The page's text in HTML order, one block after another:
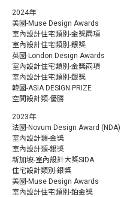
2024年
美國-Muse Design Awards
室內設計住宅類別-金獎兩項
室內設計住宅類別-銀獎
英國-London Design Awards
室內設計住宅類別-金獎兩項
室內設計住宅類別-銀獎
韓國-ASIA DESIGN PRIZE
空間設計類-優勝
2023年
法國-Novum Design Award (NDA)
室內設計類-金獎
室內設計類-銀獎
新加坡-室內設計大獎SIDA
住宅設計類別-銀獎
美國-Muse Design Awards
室內設計住宅類別-鉑金獎